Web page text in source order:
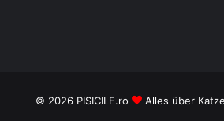
© 2026 PISICILE.ro
Alles über